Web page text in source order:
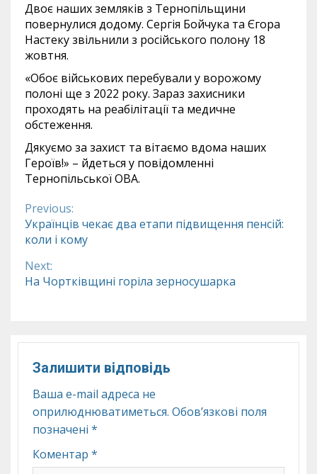
Двоє наших земляків з Тернопільщини
повернулися додому. Сергія Бойчука та Єгора
Настеку звільнили з російського полону 18
жовтня.
«Обоє військових перебували у ворожому
полоні ще з 2022 року. Зараз захисники
проходять на реабілітації та медичне
обстеження.
Дякуємо за захист та вітаємо вдома наших
Героїв!» – йдеться у повідомленні
Тернопільської ОВА.
Continue
Reading
Previous:
Українців чекає два етапи підвищення пенсій:
коли і кому
Next:
На Чортківщині горіла зерносушарка
Залишити відповідь
Ваша e-mail адреса не
оприлюднюватиметься. Обов’язкові поля
позначені *
Коментар *